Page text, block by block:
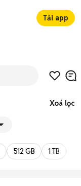
Tải app
Xoá lọc
512 GB 1 TB